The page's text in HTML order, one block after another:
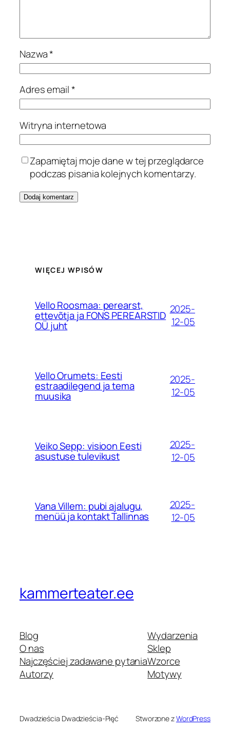
Nazwa*
Adres email*
Witryna internetowa
Zapamiętaj moje dane w tej przeglądarce
podczas pisania kolejnych komentarzy.
WIĘCEJ WPISÓW
Vello Roosmaa: perearst,
ettevõtja ja FONS PEREARSTID
OÜ juht
2025-
12-05
Vello Orumets: Eesti
estraadilegend ja tema
muusika
2025-
12-05
Veiko Sepp: visioon Eesti
asustuse tulevikust
2025-
12-05
Vana Villem: pubi ajalugu,
menüü ja kontakt Tallinnas
2025-
12-05
kammerteater.ee
Blog
O nas
Najczęściej zadawane pytania
Autorzy
Wydarzenia
Sklep
Wzorce
Motywy
Dwadzieścia Dwadzieścia-Pięć Stworzone zWordPress